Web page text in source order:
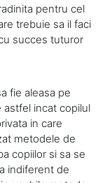
pentru cel
trebuie sa il faci
succes tuturor
fie aleasa pe
astfel incat copilul
in care
metodele de
copiilor si sa se
indiferent de